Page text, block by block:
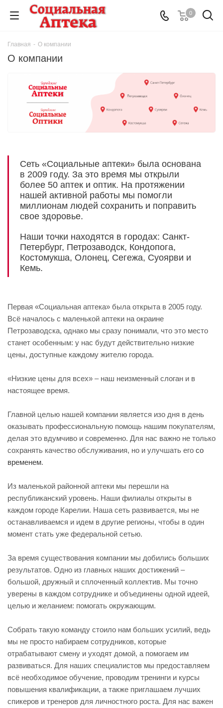
0
Главная - О компании
О компании
Сеть «Социальные аптеки» была основана
в 2009 году. За это время мы открыли
более 50 аптек и оптик. На протяжении
нашей активной работы мы помогли
миллионам людей сохранить и поправить
свое здоровье.
Наши точки находятся в городах: Санкт-
Петербург, Петрозаводск, Кондопога,
Костомукша, Олонец, Сегежа, Суоярви и
Кемь.
Первая «Социальная аптека» была открыта в 2005 году.
Всё началось с маленькой аптеки на окраине
Петрозаводска, однако мы сразу понимали, что это место
станет особенным: у нас будут действительно низкие
цены, доступные каждому жителю города.
«Низкие цены для всех» – наш неизменный слоган и в
настоящее время.
Главной целью нашей компании является изо дня в день
оказывать профессиональную помощь нашим покупателям,
делая это вдумчиво и современно. Для нас важно не только
сохранять качество обслуживания, но и улучшать его со
временем.
Из маленькой районной аптеки мы перешли на
республиканский уровень. Наши филиалы открыты в
каждом городе Карелии. Наша сеть развивается, мы не
останавливаемся и идем в другие регионы, чтобы в один
момент стать уже федеральной сетью.
За время существования компании мы добились больших
результатов. Одно из главных наших достижений –
большой, дружный и сплоченный коллектив. Мы точно
уверены в каждом сотруднике и объединены одной идеей,
целью и желанием: помогать окружающим.
Собрать такую команду стоило нам больших усилий, ведь
мы не просто набираем сотрудников, которые
отрабатывают смену и уходят домой, а помогаем им
развиваться. Для наших специалистов мы предоставляем
всё необходимое обучение, проводим тренинги и курсы
повышения квалификации, а также приглашаем лучших
спикеров и тренеров для личностного роста. Для нас важен